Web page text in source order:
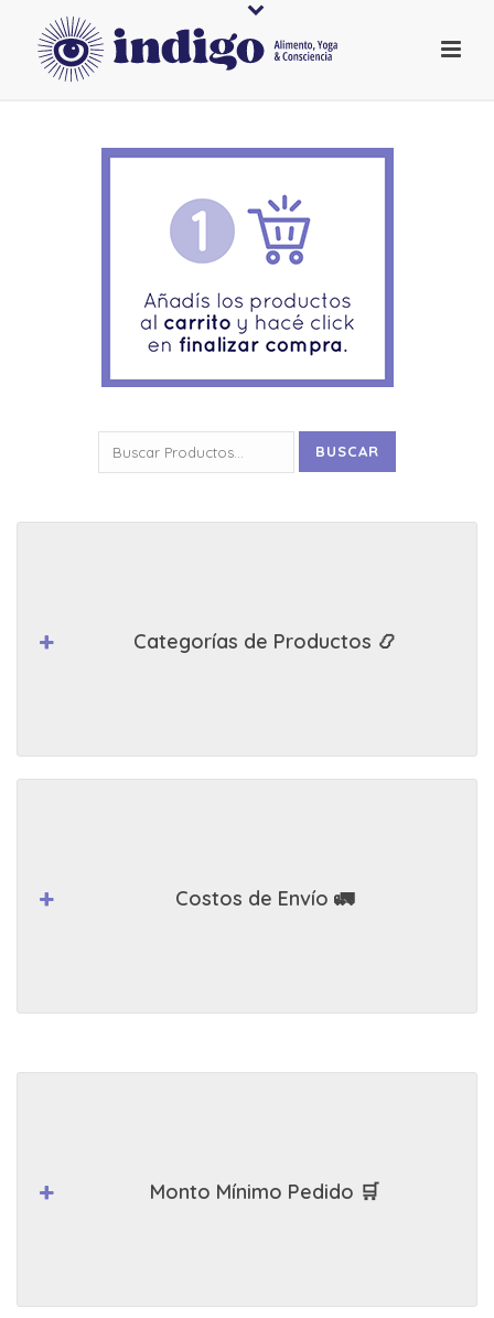
por:
BUSCAR
Categorías de Productos 📿
Costos de Envío 🚛
Monto Mínimo Pedido 🛒